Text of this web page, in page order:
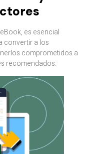
es esencial
convertir a los
comprometidos a
recomendados:​